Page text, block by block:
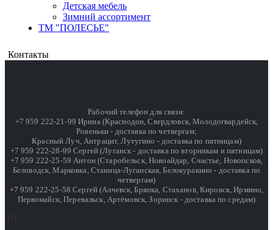
Детская мебель
Зимний ассортимент
ТМ "ПОЛЕСЬЕ"
Контакты
Рабочий телефон для связи:
+7 959 222-21-99 Ирина (Краснодон, Свердловск, Молодогвардейск,
Ровеньки - доставка по четвергам;
Красный Луч, Антрацит, Лутугино - доставка по пятницам)
+7 959 222-28-99 Сергей (Луганск - доставка по вторникам и пятницам)
+7 959 222-25-59 Антон (Старобельск, Новоайдар, Счастье, Новопсков,
Беловодск, Марковка, Станица-Луганская, Белокуракино - доставка по
четвергам)
+7 959 222-25-58 Сергей (Алчевск, Брянка, Стаханов, Кировск, Ирмино,
Первомайск, Перевальск, Артёмовск, Зоринск - доставка по средам)